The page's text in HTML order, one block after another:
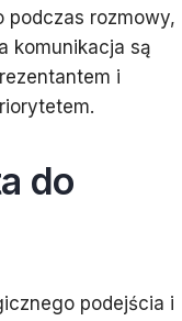
podczas rozmowy,
komunikacja są
i
do
podejścia i